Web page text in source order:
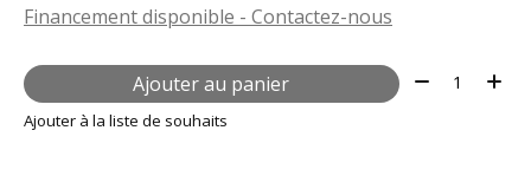
Financement disponible - Contactez-nous
Ajouter au panier Quantité:
Ajouter à la liste de souhaits